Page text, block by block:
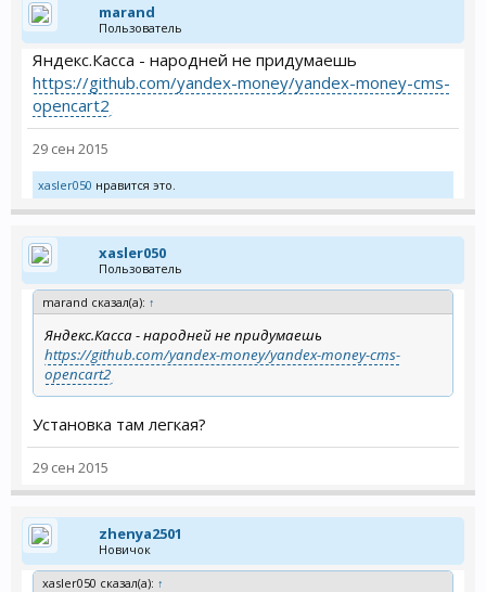
marand
Пользователь
Яндекс.Касса - народней не придумаешь
https://github.com/yandex-money/yandex-money-cms-
opencart2
29 сен 2015
xasler050 нравится это.
xasler050
Пользователь
marand сказал(а): ↑
Яндекс.Касса - народней не придумаешь
https://github.com/yandex-money/yandex-money-cms-
opencart2
Установка там легкая?
29 сен 2015
zhenya2501
Новичок
xasler050 сказал(а): ↑